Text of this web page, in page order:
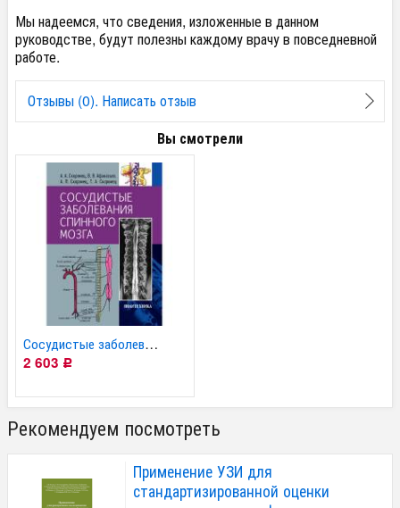
Мы надеемся, что сведения, изложенные в данном
руководстве, будут полезны каждому врачу в повседневной
работе.
Отзывы (0). Написать отзыв
Вы смотрели
Сосудистые заболевания...
2 603 Р
Рекомендуем посмотреть
Применение УЗИ для
стандартизированной оценки